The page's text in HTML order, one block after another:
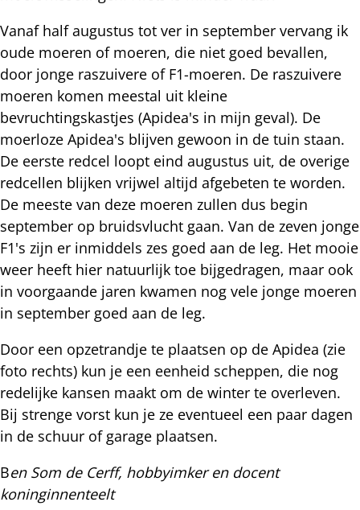
Vanaf half augustus tot ver in september vervang ik
oude moeren of moeren, die niet goed bevallen,
door jonge raszuivere of F1-moeren. De raszuivere
moeren komen meestal uit kleine
bevruchtingskastjes (Apidea's in mijn geval). De
moerloze Apidea's blijven gewoon in de tuin staan.
De eerste redcel loopt eind augustus uit, de overige
redcellen blijken vrijwel altijd afgebeten te worden.
De meeste van deze moeren zullen dus begin
september op bruidsvlucht gaan. Van de zeven jonge
F1's zijn er inmiddels zes goed aan de leg. Het mooie
weer heeft hier natuurlijk toe bijgedragen, maar ook
in voorgaande jaren kwamen nog vele jonge moeren
in september goed aan de leg.
Door een opzetrandje te plaatsen op de Apidea (zie
foto rechts) kun je een eenheid scheppen, die nog
redelijke kansen maakt om de winter te overleven.
Bij strenge vorst kun je ze eventueel een paar dagen
in de schuur of garage plaatsen.
Ben Som de Cerff, hobbyimker en docent
koninginnenteelt